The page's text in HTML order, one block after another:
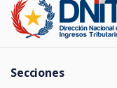
Secciones